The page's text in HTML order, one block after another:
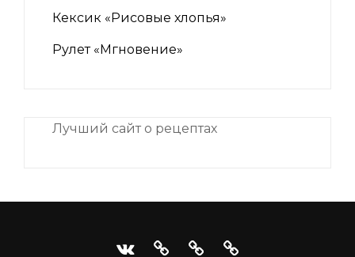
Кексик «Рисовые хлопья»
Рулет «Мгновение»
Лучший сайт о рецептах
iNii.ruinstagram
facebookСвязаться